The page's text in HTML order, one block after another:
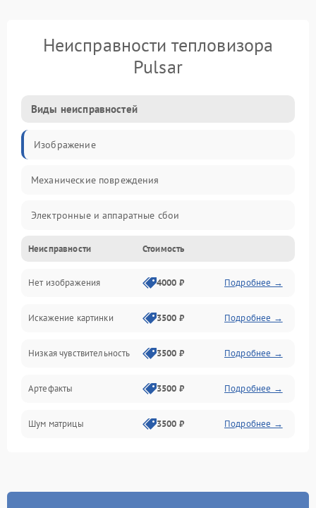
Неисправности тепловизора
Pulsar
Виды неисправностей
Изображение
Механические повреждения
Электронные и аппаратные сбои
Неисправности сенсора и оптики
Программные ошибки
Электропитание
Измерения
Матрица
Проблемы питания
Неисправности Стоимость
Нет изображения 4000 ₽ Подробнее →
Искажение картинки 3500 ₽ Подробнее →
Низкая чувствительность 3500 ₽ Подробнее →
Артефакты 3500 ₽ Подробнее →
Шум матрицы 3500 ₽ Подробнее →